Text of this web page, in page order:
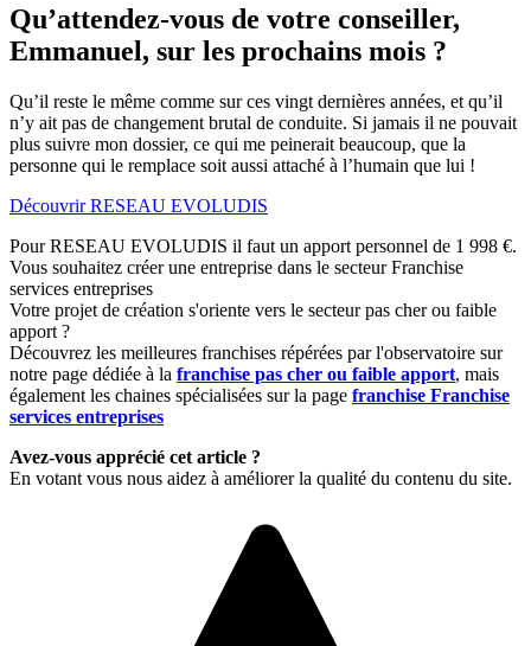
Qu’attendez-vous de votre conseiller,
Emmanuel, sur les prochains mois ?
Qu’il reste le même comme sur ces vingt dernières années, et qu’il
n’y ait pas de changement brutal de conduite. Si jamais il ne pouvait
plus suivre mon dossier, ce qui me peinerait beaucoup, que la
personne qui le remplace soit aussi attaché à l’humain que lui !
Découvrir RESEAU EVOLUDIS
PourRESEAU EVOLUDIS il faut un apport personnel de 1 998 €.
Vous souhaitez créer une entreprise dans le secteur Franchise
services entreprises
Votre projet de création s'oriente vers le secteur pas cher ou faible
apport ?
Découvrez les meilleures franchises répérées par l'observatoire sur
notre page dédiée à la franchise pas cher ou faible apport, mais
également les chaines spécialisées sur la page franchise Franchise
services entreprises
Avez-vous apprécié cet article ?
En votant vous nous aidez à améliorer la qualité du contenu du site.